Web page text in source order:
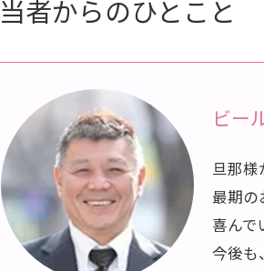
者からのひとこと
ビー
旦那
最期の
喜んで
今後も